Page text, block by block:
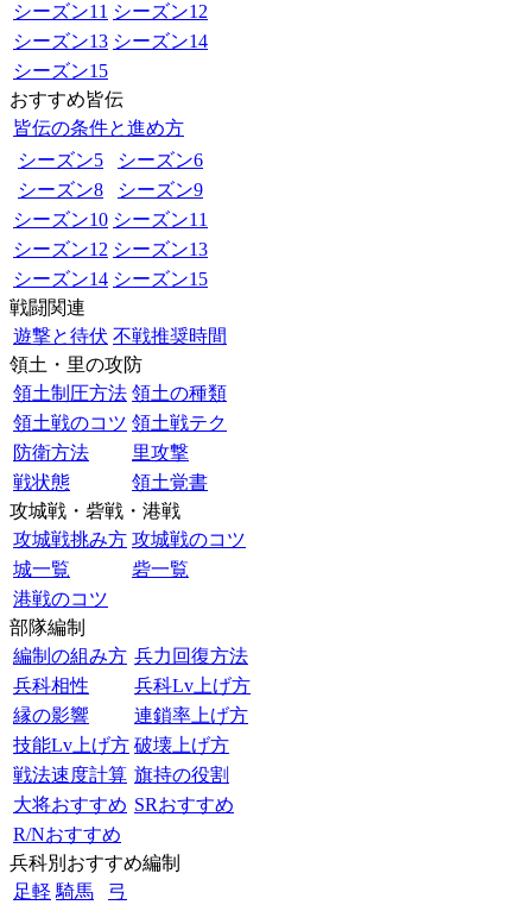
シーズン11 シーズン12
シーズン13 シーズン14
シーズン15
おすすめ皆伝
皆伝の条件と進め方
シーズン5
シーズン6
シーズン8
シーズン9
シーズン10 シーズン11
シーズン12 シーズン13
シーズン14 シーズン15
戦闘関連
遊撃と待伏 不戦推奨時間
領土・里の攻防
領土制圧方法 領土の種類
領土戦のコツ 領土戦テク
防衛方法
里攻撃
戦状態
領土覚書
攻城戦・砦戦・港戦
攻城戦挑み方 攻城戦のコツ
城一覧
砦一覧
港戦のコツ
部隊編制
編制の組み方 兵力回復方法
兵科相性
兵科Lv上げ方
縁の影響
連鎖率上げ方
技能Lv上げ方 破壊上げ方
戦法速度計算 旗持の役割
大将おすすめ SRおすすめ
R/Nおすすめ
兵科別おすすめ編制
足軽 騎馬 弓